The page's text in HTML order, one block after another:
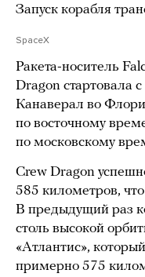
Запуск корабля
SpaceX
Ракета-носитель
Dragon стартовала
Канаверал во
по восточному
по московскому
Crew Dragon
585 километров,
В предыдущий раз
столь высокой
«Атлантис»,
примерно 575